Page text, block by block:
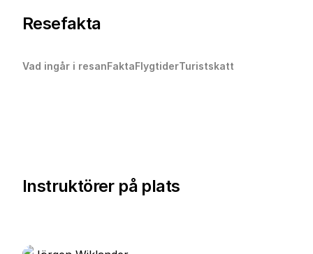
Resefakta
Vad ingår i resanFaktaFlygtiderTuristskatt
Instruktörer på plats